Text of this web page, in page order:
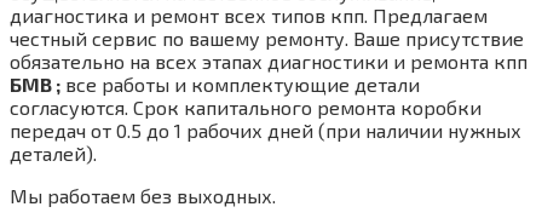
диагностика и ремонт всех типов кпп. Предлагаем
честный сервис по вашему ремонту. Ваше присутствие
обязательно на всех этапах диагностики и ремонта кпп
БМВ ; все работы и комплектующие детали
согласуются. Срок капитального ремонта коробки
передач от 0.5 до 1 рабочих дней (при наличии нужных
деталей).
Мы работаем без выходных.